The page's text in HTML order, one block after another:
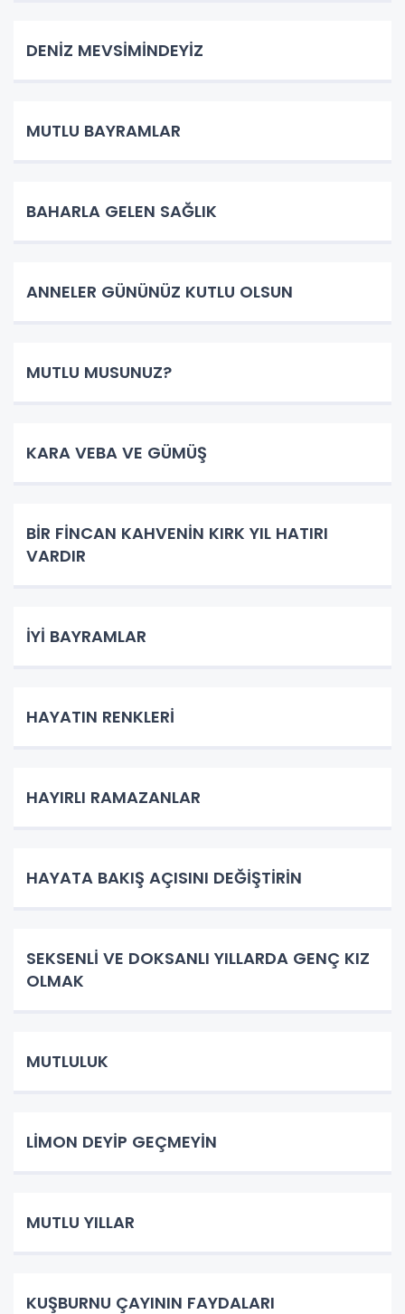
DENİZ MEVSİMİNDEYİZ
MUTLU BAYRAMLAR
BAHARLA GELEN SAĞLIK
ANNELER GÜNÜNÜZ KUTLU OLSUN
MUTLU MUSUNUZ?
KARA VEBA VE GÜMÜŞ
BİR FİNCAN KAHVENİN KIRK YIL HATIRI
VARDIR
İYİ BAYRAMLAR
HAYATIN RENKLERİ
HAYIRLI RAMAZANLAR
HAYATA BAKIŞ AÇISINI DEĞİŞTİRİN
SEKSENLİ VE DOKSANLI YILLARDA GENÇ KIZ
OLMAK
MUTLULUK
LİMON DEYİP GEÇMEYİN
MUTLU YILLAR
KUŞBURNU ÇAYININ FAYDALARI